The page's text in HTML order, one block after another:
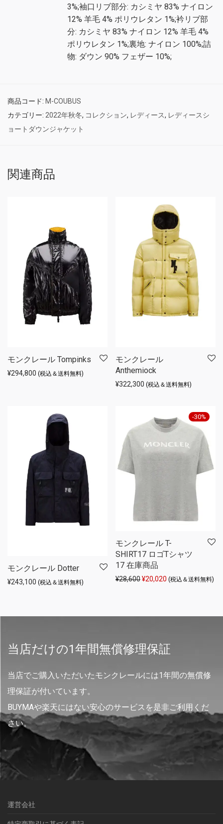
3%;袖口リブ部分: カシミヤ 83% ナイロン
12% 羊毛 4% ポリウレタン 1%;衿リブ部
分: カシミヤ 83% ナイロン 12% 羊毛 4%
ポリウレタン 1%;裏地: ナイロン 100%;詰
物: ダウン 90% フェザー 10%;
商品コード: M-COUBUS
カテゴリー: 2022年秋冬, コレクション, レディース, レディースシ
ョートダウンジャケット
関連商品
モンクレール Tompinks
¥294,800 (税込＆送料無料)
モンクレール
Anthemiock
¥322,300 (税込＆送料無料)
モンクレール Dotter
¥243,100 (税込＆送料無料)
-30%
モンクレール T-
SHIRT17 ロゴTシャツ
17 在庫商品
¥28,600元の価格は ¥28,600 でし
¥20,020 現在の価格は
(税込＆送料無料)
当店だけの1年間無償修理保証
当店でご購入いただいたモンクレールには1年間の無償修
理保証が付いています。
BUYMAや楽天にはない安心のサービスを是非ご利用くだ
さい。
運営会社